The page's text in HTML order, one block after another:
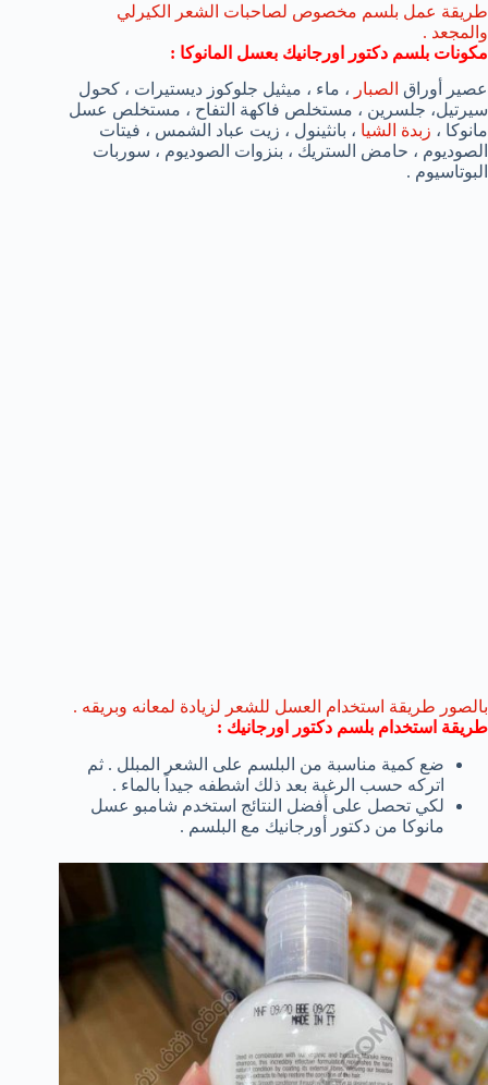
طريقة عمل بلسم مخصوص لصاحبات الشعر الكيرلي
والمجعد .
مكونات بلسم دكتور اورجانيك بعسل المانوكا :
عصير أوراق الصبار ، ماء ، ميثيل جلوكوز ديستيرات ، كحول
سيرتيل، جلسرين ، مستخلص فاكهة التفاح ، مستخلص عسل
مانوكا ، زبدة الشيا ، بانثينول ، زيت عباد الشمس ، فيتات
الصوديوم ، حامض الستريك ، بنزوات الصوديوم ، سوربات
البوتاسيوم .
بالصور طريقة استخدام العسل للشعر لزيادة لمعانه وبريقه .
طريقة استخدام بلسم دكتور اورجانيك :
ضع كمية مناسبة من البلسم على الشعر المبلل . ثم
اتركه حسب الرغبة بعد ذلك اشطفه جيداً بالماء .
لكي تحصل على أفضل النتائج استخدم شامبو عسل
مانوكا من دكتور أورجانيك مع البلسم .